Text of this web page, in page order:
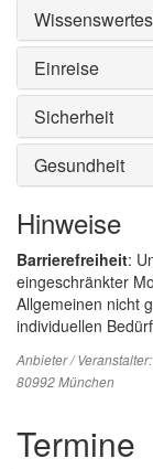
Wissenswertes
Einreise
Sicherheit
Gesundheit
Hinweise
Barrierefreiheit:
eingeschränkter
Allgemeinen nicht
individuellen
Anbieter / Veranstalter:
80992 München
Termine